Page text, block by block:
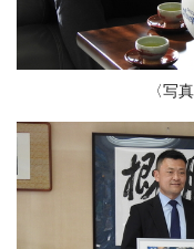
〈写